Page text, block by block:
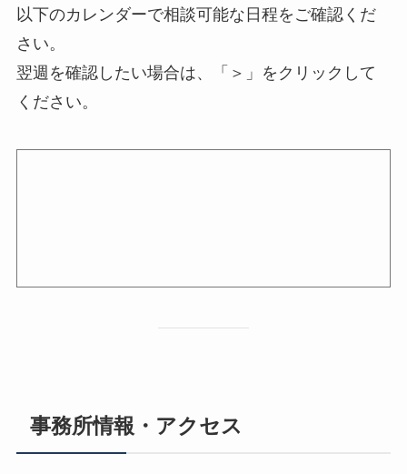
以下のカレンダーで相談可能な日程をご確認くだ
さい。
翌週を確認したい場合は、「＞」をクリックして
ください。
事務所情報・アクセス